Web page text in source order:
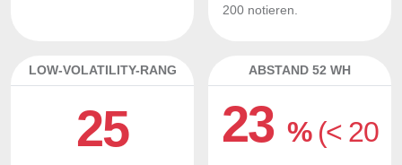
200 notieren.
LOW-VOLATILITY-RANG
25
ABSTAND 52 WH
23% (< 20